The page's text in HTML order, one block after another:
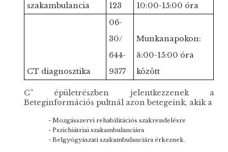
szakambulancia
123
10:00-15:00 óra
CT diagnosztika
06-
30/
644-
9377
Munkanapokon:
8:00-15:00 óra
között
C” épületrészben jelentkezzenek a
Beteginformációs pultnál azon betegeink, akik a
- Mozgásszervi rehabilitációs szakrendelésre
- Pszichiátriai szakambulanciára
- Belgyógyászati szakambulanciára érkeznek.